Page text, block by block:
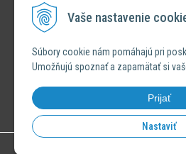
Vaše nastavenie
Súbory cookie nám pomáhajú pri
Umožňujú spoznať a zapamätať si
Prijať
Nastaviť
SLEDUJTE